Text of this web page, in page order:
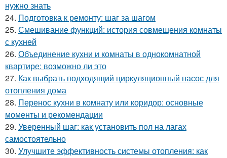
нужно знать
24. Подготовка к ремонту: шаг за шагом
25. Смешивание функций: история совмещения комнаты
с кухней
26. Объединение кухни и комнаты в однокомнатной
квартире: возможно ли это
27. Как выбрать подходящий циркуляционный насос для
отопления дома
28. Перенос кухни в комнату или коридор: основные
моменты и рекомендации
29. Уверенный шаг: как установить пол на лагах
самостоятельно
30. Улучшите эффективность системы отопления: как